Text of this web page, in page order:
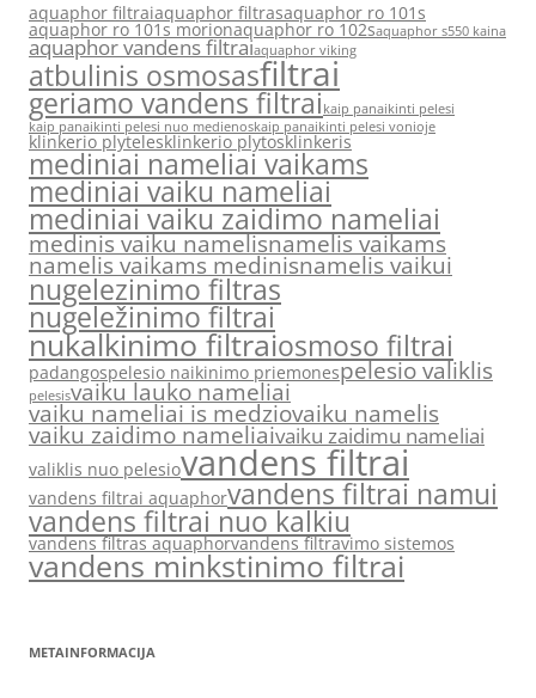
aquaphor filtraiaquaphor filtrasaquaphor ro 101s
aquaphor ro 101s morionaquaphor ro 102saquaphor s550 kaina
aquaphor vandens filtraiaquaphor viking
atbulinis osmosasfiltrai
geriamo vandens filtraikaip panaikinti pelesi
kaip panaikinti pelesi nuo medienoskaip panaikinti pelesi vonioje
klinkerio plytelesklinkerio plytosklinkeris
mediniai nameliai vaikams
mediniai vaiku nameliai
mediniai vaiku zaidimo nameliai
medinis vaiku namelisnamelis vaikams
namelis vaikams medinisnamelis vaikui
nugelezinimo filtras
nugeležinimo filtrai
nukalkinimo filtraiosmoso filtrai
padangospelesio naikinimo priemonespelesio valiklis
pelesisvaiku lauko nameliai
vaiku nameliai is medziovaiku namelis
vaiku zaidimo nameliaivaiku zaidimu nameliai
valiklis nuo pelesiovandens filtrai
vandens filtrai aquaphorvandens filtrai namui
vandens filtrai nuo kalkiu
vandens filtras aquaphorvandens filtravimo sistemos
vandens minkstinimo filtrai
METAINFORMACIJA